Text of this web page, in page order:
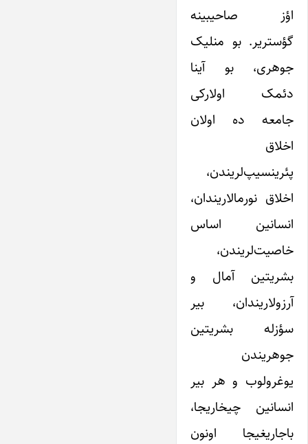
‌اؤز صاحیبینه
گؤستریر. بو منلیک
جوهری، بو آینا
دئمک اولارکی
جامعه‌ ده اولان
اخلاق
پئرینسیپ‌لریندن،
اخلاق نورما‌لاریندان،
انسانین اساس
خاصیت‌لریندن،
بشریتین آمال و
آرزو‌‌لاریندان، بیر
سؤزله بشریتین
جوهریندن
یوغرولوب و هر بیر
انسانین چیخاریجا،
باجاریغیجا اونون